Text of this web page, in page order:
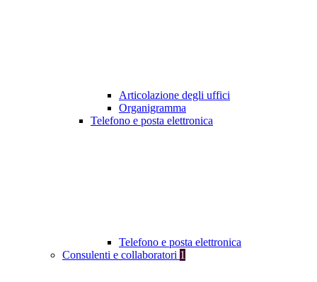
Articolazione degli uffici
Organigramma
Telefono e posta elettronica
Telefono e posta elettronica
Consulenti e collaboratori 1